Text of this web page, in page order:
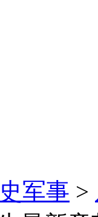
军事 >